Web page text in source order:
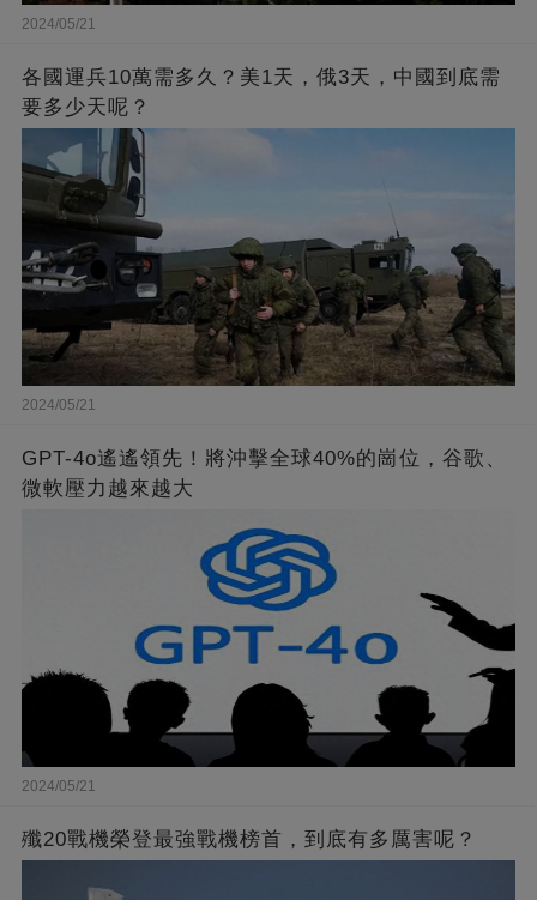
2024/05/21
各國運兵10萬需多久？美1天，俄3天，中國到底需
要多少天呢？
2024/05/21
GPT-4o遙遙領先！將沖擊全球40%的崗位，谷歌、
微軟壓力越來越大
2024/05/21
殲20戰機榮登最強戰機榜首，到底有多厲害呢？